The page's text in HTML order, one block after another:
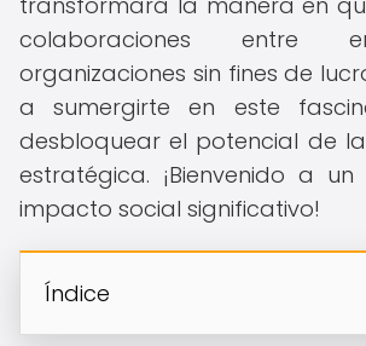
colaboraciones entre
organizaciones sin fines de
a sumergirte en este
desbloquear el potencial de
estratégica. ¡Bienvenido a
impacto social significativo!
Índice